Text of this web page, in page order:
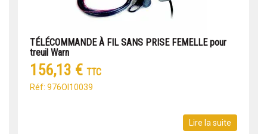
TÉLÉCOMMANDE À FIL SANS PRISE FEMELLE pour
treuil Warn
156,13 € TTC
Réf: 976OI10039
Lire la suite